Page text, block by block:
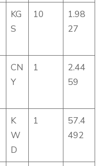
KG
S
10
1.98
27
CN
Y
1
2.44
59
K
W
D
1
57.4
492